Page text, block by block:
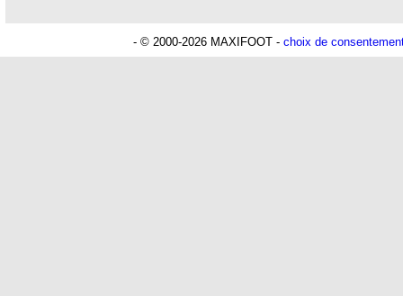
- © 2000-2026 MAXIFOOT - choix de